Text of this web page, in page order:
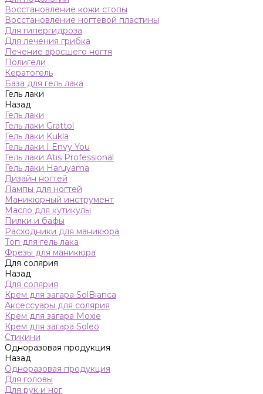
Восстановление кожи стопы
Восстановление ногтевой пластины
Для гипергидроза
Для лечения грибка
Лечение вросшего ногтя
Полигели
Кератогель
База для гель лака
Гель лаки
Назад
Гель лаки
Гель лаки Grattol
Гель лаки Kukla
Гель лаки I Envy You
Гель лаки Atis Professional
Гель лаки Haruyama
Дизайн ногтей
Лампы для ногтей
Маникюрный инструмент
Масло для кутикулы
Пилки и бафы
Расходники для маникюра
Топ для гель лака
Фрезы для маникюра
Для солярия
Назад
Для солярия
Крем для загара SolBianca
Аксессуары для солярия
Крем для загара Moxie
Крем для загара Soleo
Стикини
Одноразовая продукция
Назад
Одноразовая продукция
Для головы
Для рук и ног